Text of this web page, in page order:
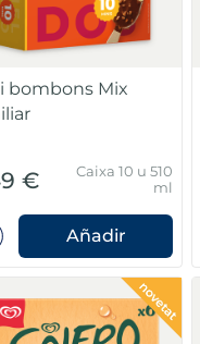
bombons Mix
€
Caixa 10 u 510
ml
Añadir